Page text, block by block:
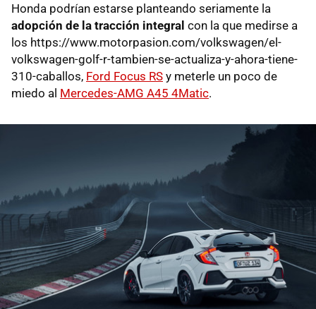
Honda podrían estarse planteando seriamente la
adopción de la tracción integral con la que medirse a
los https://www.motorpasion.com/volkswagen/el-
volkswagen-golf-r-tambien-se-actualiza-y-ahora-tiene-
310-caballos, Ford Focus RS y meterle un poco de
miedo al Mercedes-AMG A45 4Matic.